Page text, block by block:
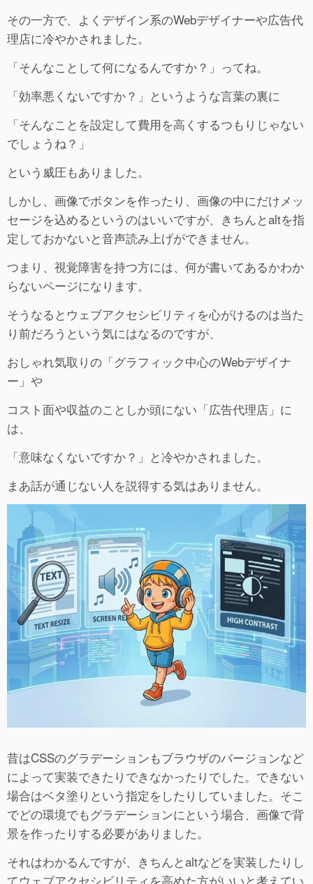
その一方で、よくデザイン系のWebデザイナーや広告代
理店に冷やかされました。
「そんなことして何になるんですか？」ってね。
「効率悪くないですか？」というような言葉の裏に
「そんなことを設定して費用を高くするつもりじゃない
でしょうね？」
という威圧もありました。
しかし、画像でボタンを作ったり、画像の中にだけメッ
セージを込めるというのはいいですが、きちんとaltを指
定しておかないと音声読み上げができません。
つまり、視覚障害を持つ方には、何が書いてあるかわか
らないページになります。
そうなるとウェブアクセシビリティを心がけるのは当た
り前だろうという気にはなるのですが、
おしゃれ気取りの「グラフィック中心のWebデザイナ
ー」や
コスト面や収益のことしか頭にない「広告代理店」に
は、
「意味なくないですか？」と冷やかされました。
まあ話が通じない人を説得する気はありません。
昔はCSSのグラデーションもブラウザのバージョンなど
によって実装できたりできなかったりでした。できない
場合はベタ塗りという指定をしたりしていました。そこ
でどの環境でもグラデーションにという場合、画像で背
景を作ったりする必要がありました。
それはわかるんですが、きちんとaltなどを実装したりし
てウェブアクセシビリティを高めた方がいいと考えてい